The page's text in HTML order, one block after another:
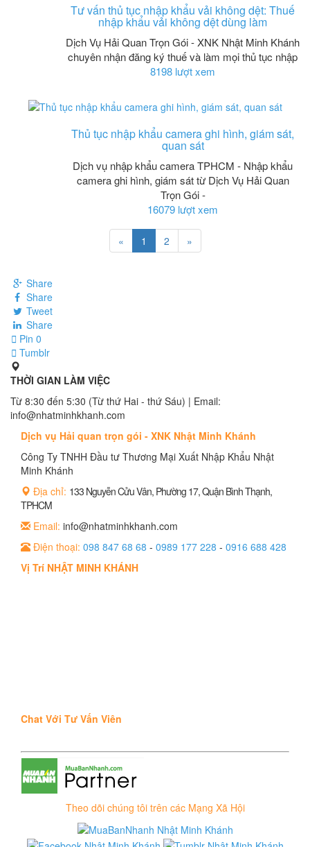
Tư vấn thủ tục nhập khẩu vải không dệt: Thuế
nhập khẩu vải không dệt dùng làm
Dịch Vụ Hải Quan Trọn Gói - XNK Nhật Minh Khánh
chuyên nhận đăng ký thuế và làm mọi thủ tục nhập
8198 lượt xem
Thủ tục nhập khẩu camera ghi hình, giám sát,
quan sát
Dịch vụ nhập khẩu camera TPHCM - Nhập khẩu
camera ghi hình, giám sát từ Dịch Vụ Hải Quan
Trọn Gói -
16079 lượt xem
« 1 2 »
Share
Share
Tweet
Share
Pin 0
Tumblr
THỜI GIAN LÀM VIỆC
Từ 8:30 đến 5:30 (Từ thứ Hai - thứ Sáu) | Email:
info@nhatminhkhanh.com
Dịch vụ Hải quan trọn gói - XNK Nhật Minh Khánh
Công Ty TNHH Đầu tư Thương Mại Xuất Nhập Khẩu Nhật
Minh Khánh
Địa chỉ: 133 Nguyễn Cửu Vân, Phường 17, Quận Bình Thạnh,
TPHCM
Email: info@nhatminhkhanh.com
Điện thoại: 098 847 68 68 - 0989 177 228 - 0916 688 428
Vị Trí NHẬT MINH KHÁNH
Chat Với Tư Vấn Viên
Theo dõi chúng tôi trên các Mạng Xã Hội